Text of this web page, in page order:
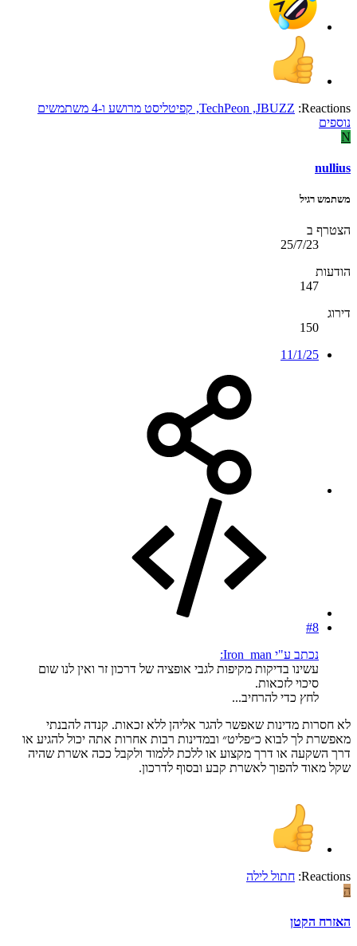
Reactions:
JBUZZ
,
TechPeon
, קפיטליסט מרושע
ו-4 משתמשים
נוספים
N
nullius
משתמש רגיל
הצטרף ב
25/7/23
הודעות
147
דירוג
150
11/1/25
#8
נכתב ע"י Iron_man:
עשינו בדיקות מקיפות לגבי אופציה של דרכון זר ואין לנו שום
סיכוי לזכאות.
לחץ כדי להרחיב...
לא חסרות מדינות שאפשר להגר אליהן ללא זכאות. קנדה להבנתי
מאפשרת לך לבוא כ״פליט״ ובמדינות רבות אחרות אתה יכול להגיע או
דרך השקעה או דרך מקצוע או ללכת ללמוד ולקבל ככה אשרת שהיה
שקל מאוד להפוך לאשרת קבע ובסוף לדרכון.
Reactions: חתול לילה
ה
האזרח הקטן